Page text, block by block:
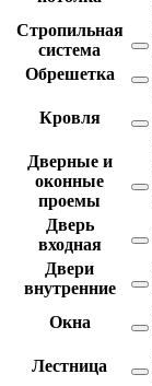
Стропильная
система
Обрешетка
Кровля
Дверные и
оконные
проемы
Дверь
входная
Двери
внутренние
Окна
Лестница